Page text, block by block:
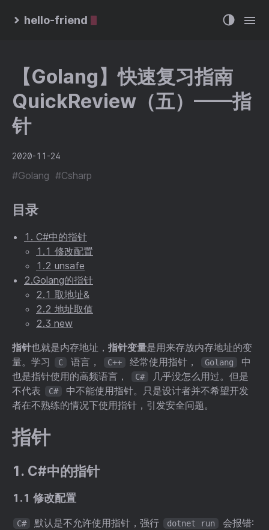
hello-friend
【Golang】快速复习指南
QuickReview（五）——指
针
2020-11-24
#Golang #Csharp
目录
1. C#中的指针
1.1 修改配置
1.2 unsafe
2.Golang的指针
2.1 取地址&
2.2 地址取值
2.3 new
指针也就是内存地址， 指针变量是用来存放内存地址的变
量。学习
C 语言， C++ 经常使用指针， Golang
中
也是指针使用的高频语言，
C#
几乎没怎么用过。但是
不代表
C#
中不能使用指针。只是设计者并不希望开发
者在不熟练的情况下使用指针，引发安全问题。
指针
1. C#中的指针
1.1 修改配置
C# 默认是不允许使用指针，强行 dotnet run 会报错: